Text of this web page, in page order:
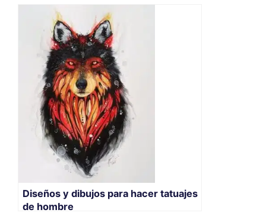
Diseños y dibujos para hacer tatuajes
de hombre